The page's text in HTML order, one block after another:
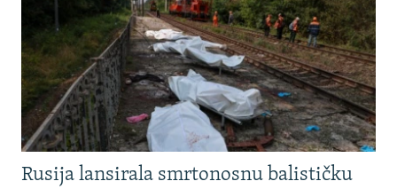
Rusija lansirala smrtonosnu balističku